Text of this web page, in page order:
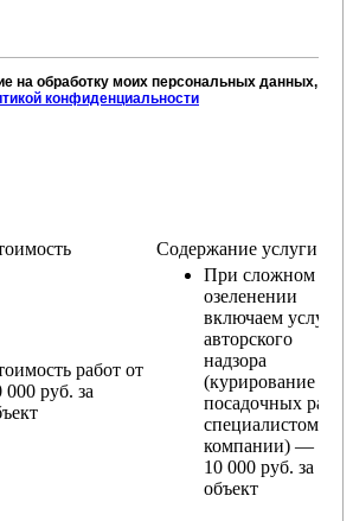
на обработку моих персональных данных, в
конфиденциальности
Содержание услуги
работ от
000 руб. за
При сложном
озеленении
включаем услугу
авторского
надзора
(курирование
посадочных работ
специалистом
компании) — от
10 000 руб. за
объект